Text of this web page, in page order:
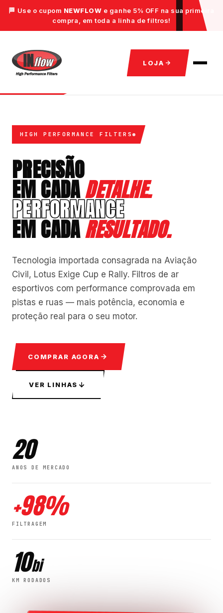
🏁 Use o cupom NEWFLOW e ganhe 5% OFF na sua primeira
compra, em toda a linha de filtros!
LOJA
HIGH PERFORMANCE FILTERS
PRECISÃO
EM CADADETALHE.
PERFORMANCE
EM CADARESULTADO.
Tecnologia importada consagrada na Aviação
Civil, Lotus Exige Cup e Rally. Filtros de ar
esportivos com performance comprovada em
pistas e ruas — mais potência, economia e
proteção real para o seu motor.
COMPRAR AGORA
VER LINHAS
20
ANOS DE MERCADO
+98%
FILTRAGEM
10bi
KM RODADOS